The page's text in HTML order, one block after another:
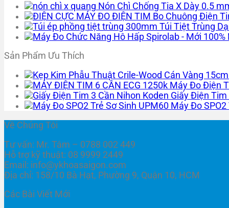
Nón Chì Chống Tia X Dày 0.5
Bo Chuông Điện
Túi Tiệt Trùng
Sản Phẩm Ưu Thích
Máy Đo Điện
Giấy Điện
Máy Đo
Về Chúng Tôi
Tư vấn: Mr. Tâm – 0788 002 449
Hỗ trợ kỹ thuật: 08 9999 2449
Email: info@ykhoasaigon.com
Địa chỉ: 158/10 Bà Hạt, Phường 9, Quận 10, HCM
Các Bài Viết Mới